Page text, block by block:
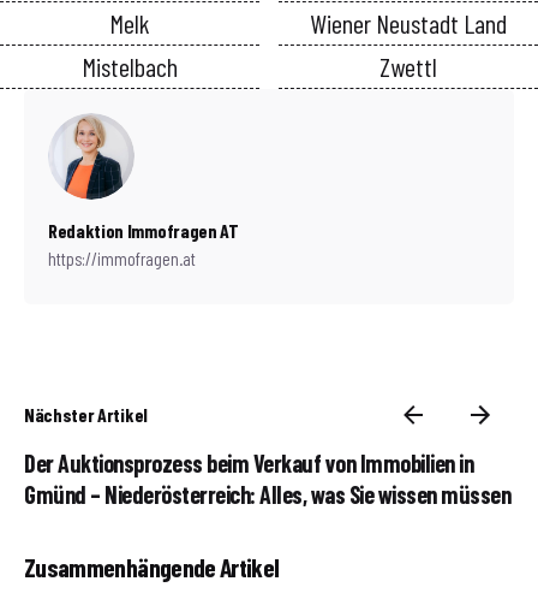
Melk
Mistelbach
Wiener Neustadt Land
Zwettl
Redaktion Immofragen AT
https://immofragen.at
Nächster Artikel
Der Auktionsprozess beim Verkauf von Immobilien in
Gmünd – Niederösterreich: Alles, was Sie wissen müssen
Zusammenhängende Artikel